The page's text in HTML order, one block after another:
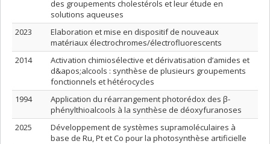
des groupements cholestérols et leur étude en
solutions aqueuses
2023
Elaboration et mise en dispositif de nouveaux
matériaux électrochromes/électrofluorescents
2014
Activation chimiosélective et dérivatisation d’amides et
d&apos;alcools : synthèse de plusieurs groupements
fonctionnels et hétérocycles
1994
Application du réarrangement photorédox des β-
phénylthioalcools à la synthèse de déoxyfuranoses
2025
Développement de systèmes supramoléculaires à
base de Ru, Pt et Co pour la photosynthèse artificielle